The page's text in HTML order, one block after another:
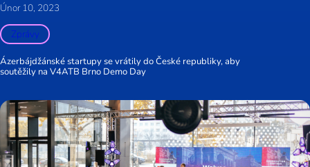
Únor 10, 2023
Zprávy
Ázerbájdžánské startupy se vrátily do České republiky, aby
soutěžily na V4ATB Brno Demo Day